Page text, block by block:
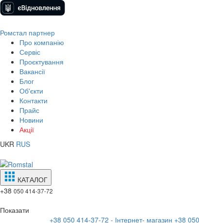
Ромстал партнер
Про компанію
Сервіс
Проєктування
Вакансії
Блог
Об'єкти
Контакти
Прайс
Новини
Акції
UKR RUS
КАТАЛОГ
+38 050 414-37-72
Показати
+38 050 414-37-72 - Інтернет- магазин +38